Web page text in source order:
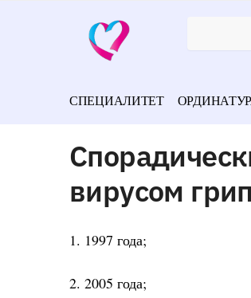
СПЕЦИАЛИТЕТ
вирусом
1. 1997 года;
2. 2005 года;